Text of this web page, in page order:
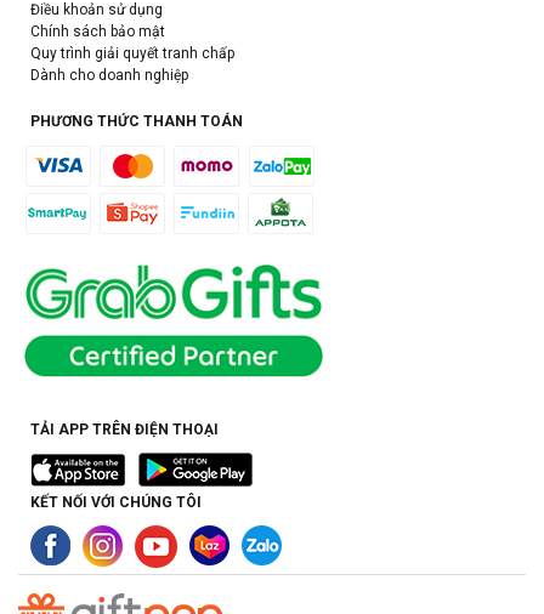
Điều khoản sử dụng
Chính sách bảo mật
Quy trình giải quyết tranh chấp
Dành cho doanh nghiệp
PHƯƠNG THỨC THANH TOÁN
TẢI APP TRÊN ĐIỆN THOẠI
KẾT NỐI VỚI CHÚNG TÔI